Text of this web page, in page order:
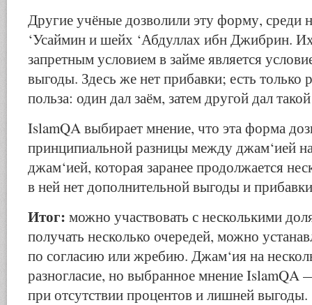
Другие учёные дозволили эту форму,
‘Усаймин и шейх ‘Абдуллах ибн Джибрин.
запретным условием в займе является
выгоды. Здесь же нет прибавки; есть только
польза: один дал заём, затем другой дал
IslamQA выбирает мнение, что эта форма
принципиальной разницы между джам‘ией
джам‘ией, которая заранее продолжается
в ней нет дополнительной выгоды и
Итог: можно участвовать с несколькими
получать несколько очередей, можно
по согласию или жребию. Джам‘ия на
разногласие, но выбранное мнение IslamQA
при отсутствии процентов и лишней выгоды.